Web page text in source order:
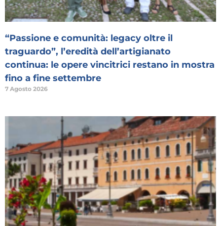
“Passione e comunità: legacy oltre il
traguardo”, l’eredità dell’artigianato
continua: le opere vincitrici restano in mostra
fino a fine settembre
7 Agosto 2026